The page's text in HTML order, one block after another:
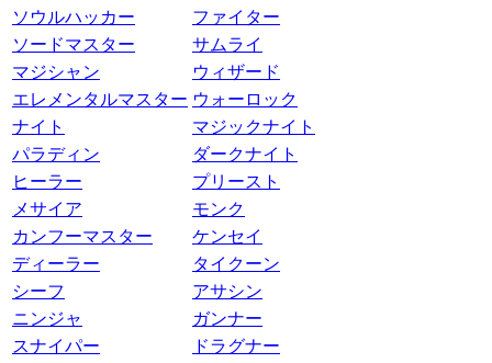
ソウルハッカー
ファイター
ソードマスター
サムライ
マジシャン
ウィザード
エレメンタルマスター ウォーロック
ナイト
マジックナイト
パラディン
ダークナイト
ヒーラー
プリースト
メサイア
モンク
カンフーマスター
ケンセイ
ディーラー
タイクーン
シーフ
アサシン
ニンジャ
ガンナー
スナイパー
ドラグナー